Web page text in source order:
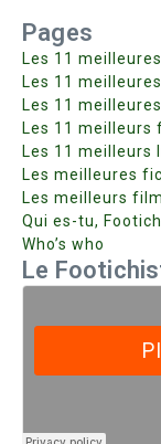
Pages
Les 11
Les 11
Les 11
Les 11
Les 11 meilleurs
Les meilleures
Les meilleurs
Qui es-tu,
Who’s who
Le